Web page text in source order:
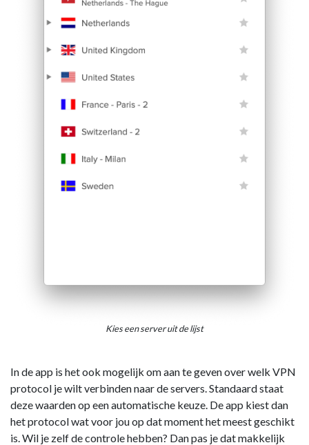
Kies een server uit de lijst
In de app is het ook mogelijk om aan te geven over welk VPN
protocol je wilt verbinden naar de servers. Standaard staat
deze waarden op een automatische keuze. De app kiest dan
het protocol wat voor jou op dat moment het meest geschikt
is. Wil je zelf de controle hebben? Dan pas je dat makkelijk